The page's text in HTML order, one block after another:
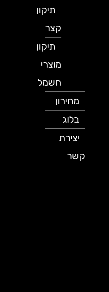
תיקון
תיקון
מוצרי
חשמל
מחירון
יצירת
קשר